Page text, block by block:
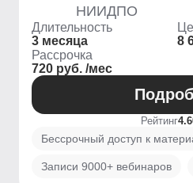
НИИДПО
Длительность
3 месяца
8
Рассрочка
720 руб. /мес
Рейтинг
Бессрочный доступ к
Записи 9000+ вебинаров